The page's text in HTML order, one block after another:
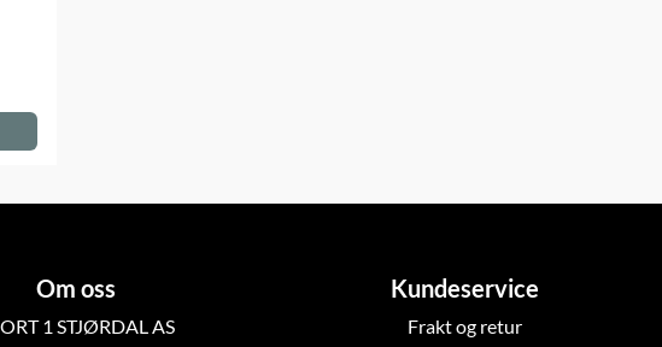
Om oss
1 STJØRDAL AS
Kundeservice
Frakt og retur